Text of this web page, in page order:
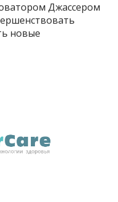
Джассером
новые